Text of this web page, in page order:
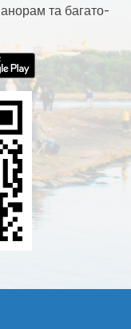
та багато-